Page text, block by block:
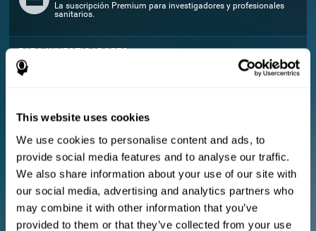
This website uses cookies
We use cookies to personalise content and ads, to
provide social media features and to analyse our traffic.
We also share information about your use of our site with
our social media, advertising and analytics partners who
may combine it with other information that you’ve
provided to them or that they’ve collected from your use
La suscripción Premium para investigadores y profesionales
sanitarios.
PARA INVESTIGADORES
Documento de consentimiento electrónico (estudios)
¡Obtén un 10% de descuento en todas las futuras licencias de
evaluación y entrenamiento!
2 licencias GRATIS para que puedas empezar
Plan mensual
Plan anual